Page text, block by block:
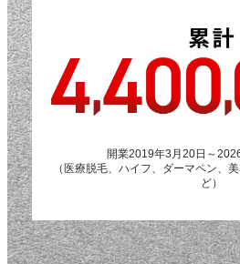
開業2019年3月20日～
（医療脱毛、ハイフ、ダーマペン、
ど）